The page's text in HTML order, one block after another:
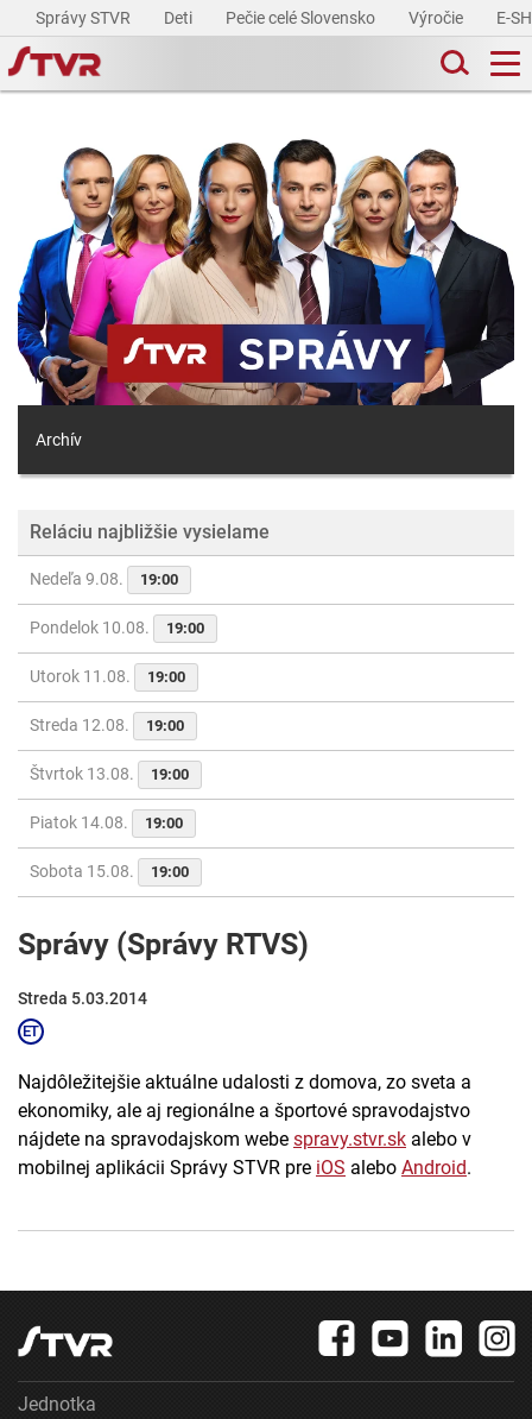
Správy STVR Deti Pečie celé Slovensko Výročie E-
Archív
Reláciu najbližšie vysielame
Nedeľa 9.08. 19:00
Pondelok 10.08. 19:00
Utorok 11.08. 19:00
Streda 12.08. 19:00
Štvrtok 13.08. 19:00
Piatok 14.08. 19:00
Sobota 15.08. 19:00
Správy (Správy RTVS)
Streda 5.03.2014
Najdôležitejšie aktuálne udalosti z domova, zo sveta a
ekonomiky, ale aj regionálne a športové spravodajstvo
nájdete na spravodajskom webe spravy.stvr.sk alebo v
mobilnej aplikácii Správy STVR pre iOS alebo Android.
Jednotka